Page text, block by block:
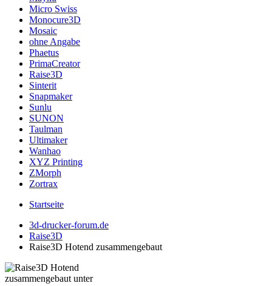
Micro Swiss
Monocure3D
Mosaic
ohne Angabe
Phaetus
PrimaCreator
Raise3D
Sinterit
Snapmaker
Sunlu
SUNON
Taulman
Ultimaker
Wanhao
XYZ Printing
ZMorph
Zortrax
Startseite
3d-drucker-forum.de
Raise3D
Raise3D Hotend zusammengebaut